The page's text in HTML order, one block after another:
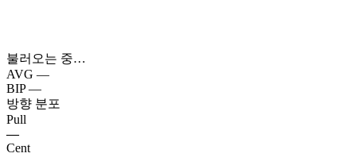
불러오는 중…
AVG —
BIP —
방향 분포
Pull
—
Cent